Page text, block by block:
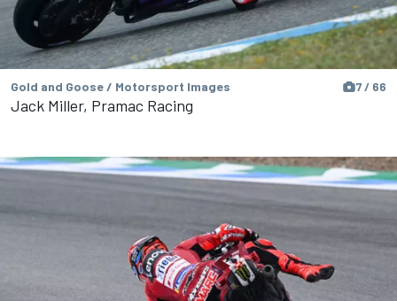
Gold and Goose / Motorsport Images 7 / 66
Jack Miller, Pramac Racing